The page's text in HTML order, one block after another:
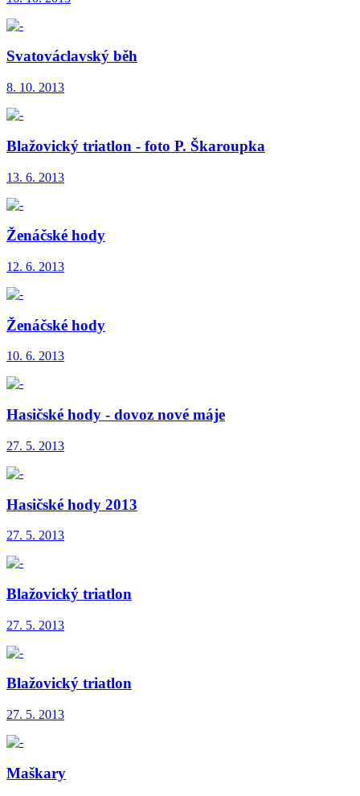
Svatováclavský běh
8. 10. 2013
Blažovický triatlon - foto P. Škaroupka
13. 6. 2013
Ženáčské hody
12. 6. 2013
Ženáčské hody
10. 6. 2013
Hasičské hody - dovoz nové máje
27. 5. 2013
Hasičské hody 2013
27. 5. 2013
Blažovický triatlon
27. 5. 2013
Blažovický triatlon
27. 5. 2013
Maškary